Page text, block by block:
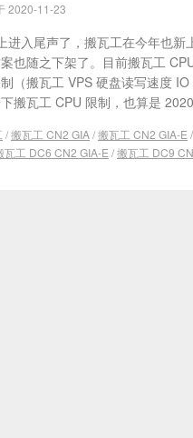
2020-11-23
进入尾声了，搬瓦工在今年也
也随之下架了。目前搬瓦工
（搬瓦工 VPS 硬盘读写速度
搬瓦工 CPU 限制，也算是
/搬瓦工 CN2 GIA/搬瓦工 CN2 GIA-E /
瓦工 DC6 CN2 GIA-E /搬瓦工 DC9